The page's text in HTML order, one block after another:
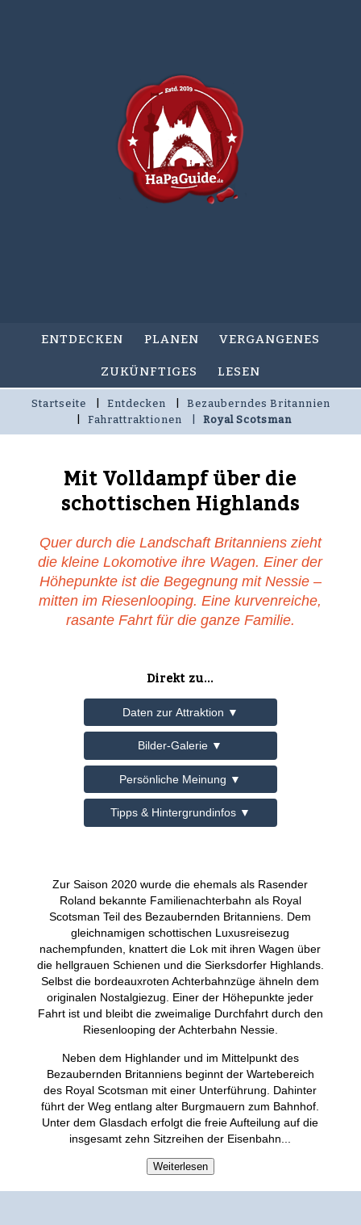
ENTDECKEN PLANEN VERGANGENES
ZUKÜNFTIGES LESEN
Startseite Entdecken
Bezauberndes Britannien
Fahrattraktionen
Royal Scotsman
Mit Volldampf über die
schottischen Highlands
Quer durch die Landschaft Britanniens zieht
die kleine Lokomotive ihre Wagen. Einer der
Höhepunkte ist die Begegnung mit Nessie –
mitten im Riesenlooping. Eine kurvenreiche,
rasante Fahrt für die ganze Familie.
Direkt zu...
Daten zur Attraktion ▼
Bilder-Galerie ▼
Persönliche Meinung ▼
Tipps & Hintergrundinfos ▼
Zur Saison 2020 wurde die ehemals als Rasender
Roland bekannte Familienachterbahn als Royal
Scotsman Teil des Bezaubernden Britanniens. Dem
gleichnamigen schottischen Luxusreisezug
nachempfunden, knattert die Lok mit ihren Wagen über
die hellgrauen Schienen und die Sierksdorfer Highlands.
Selbst die bordeauxroten Achterbahnzüge ähneln dem
originalen Nostalgiezug. Einer der Höhepunkte jeder
Fahrt ist und bleibt die zweimalige Durchfahrt durch den
Riesenlooping der Achterbahn Nessie.
Neben dem Highlander und im Mittelpunkt des
Bezaubernden Britanniens beginnt der Wartebereich
des Royal Scotsman mit einer Unterführung. Dahinter
führt der Weg entlang alter Burgmauern zum Bahnhof.
Unter dem Glasdach erfolgt die freie Aufteilung auf die
insgesamt zehn Sitzreihen der Eisenbahn.
Weiterlesen